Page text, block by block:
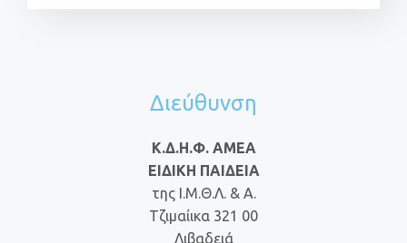
Διεύθυνση
Κ.Δ.Η.Φ. ΑΜΕΑ
ΕΙΔΙΚΗ ΠΑΙΔΕΙΑ
της Ι.Μ.Θ.Λ. & Α.
Τζιμαίικα 321 00
Λιβαδειά